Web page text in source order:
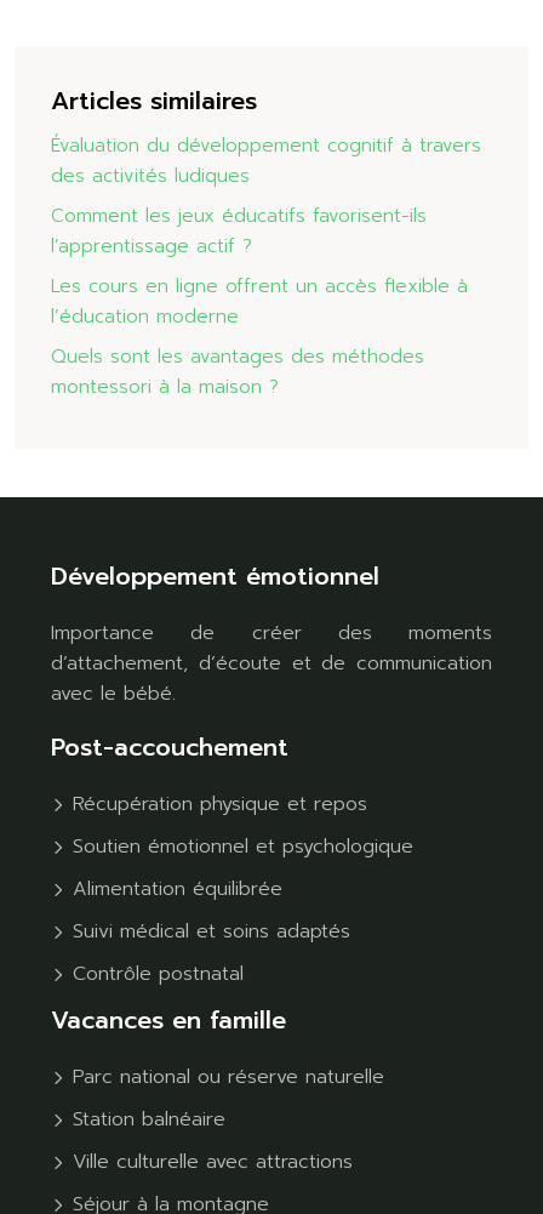
Articles similaires
Évaluation du développement cognitif à travers
des activités ludiques
Comment les jeux éducatifs favorisent-ils
l’apprentissage actif ?
Les cours en ligne offrent un accès flexible à
l’éducation moderne
Quels sont les avantages des méthodes
montessori à la maison ?
Développement émotionnel
Importance de créer des moments
d’attachement, d’écoute et de communication
avec le bébé.
Post-accouchement
Récupération physique et repos
Soutien émotionnel et psychologique
Alimentation équilibrée
Suivi médical et soins adaptés
Contrôle postnatal
Vacances en famille
Parc national ou réserve naturelle
Station balnéaire
Ville culturelle avec attractions
Séjour à la montagne